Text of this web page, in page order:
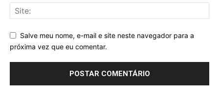
Salve meu nome, e-mail e site neste navegador para a
próxima vez que eu comentar.